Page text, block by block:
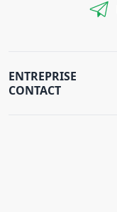
ENTREPRISE
CONTACT